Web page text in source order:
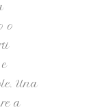
o
Una
a